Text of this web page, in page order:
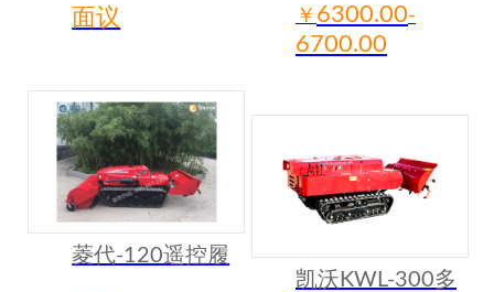
面议 ￥ 6300.00-
6700.00
菱代-120遥控履
凯沃KWL-300多